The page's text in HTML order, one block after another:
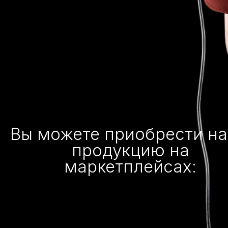
Вы можете приобрести
продукцию на
маркетплейсах: